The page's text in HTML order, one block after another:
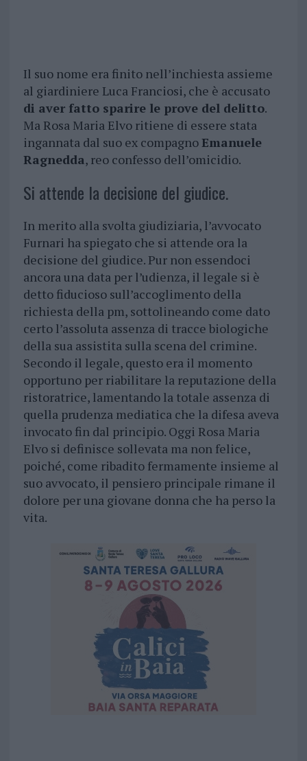
Il suo nome era finito nell’inchiesta assieme
al giardiniere Luca Franciosi, che è accusato
di aver fatto sparire le prove del delitto.
Ma Rosa Maria Elvo ritiene di essere stata
ingannata dal suo ex compagnoEmanuele
Ragnedda, reo confesso dell’omicidio.
Si attende la decisione del giudice.
In merito alla svolta giudiziaria, l’avvocato
Furnari ha spiegato che si attende ora la
decisione del giudice. Pur non essendoci
ancora una data per l’udienza, il legale si è
detto fiducioso sull’accoglimento della
richiesta della pm, sottolineando come dato
certo l’assoluta assenza di tracce biologiche
della sua assistita sulla scena del crimine.
Secondo il legale, questo era il momento
opportuno per riabilitare la reputazione della
ristoratrice, lamentando la totale assenza di
quella prudenza mediatica che la difesa aveva
invocato fin dal principio. Oggi Rosa Maria
Elvo si definisce sollevata ma non felice,
poiché, come ribadito fermamente insieme al
suo avvocato, il pensiero principale rimane il
dolore per una giovane donna che ha perso la
vita.